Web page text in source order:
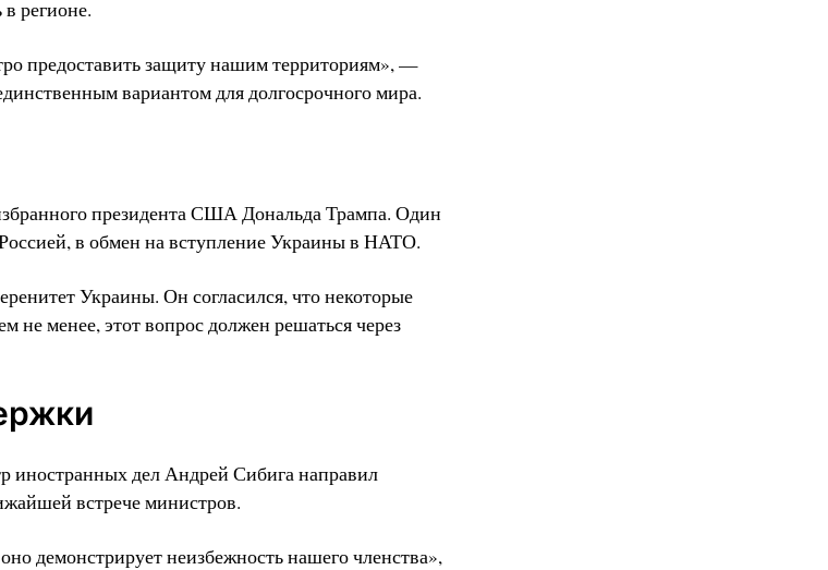
регионе.
предоставить защиту нашим территориям», —
вариантом для долгосрочного мира.
президента США Дональда Трампа. Один
в обмен на вступление Украины в НАТО.
Украины. Он согласился, что некоторые
не менее, этот вопрос должен решаться через
иностранных дел Андрей Сибига направил
встрече министров.
демонстрирует неизбежность нашего членства»,